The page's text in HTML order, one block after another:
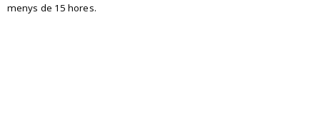
menys de 15 hores.